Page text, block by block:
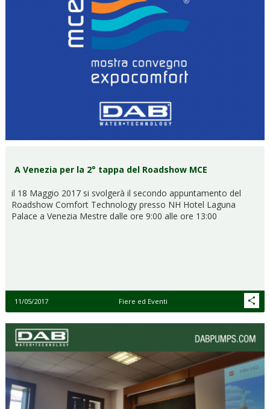
A Venezia per la 2° tappa del Roadshow MCE
il 18 Maggio 2017 si svolgerà il secondo appuntamento del
Roadshow Comfort Technology presso NH Hotel Laguna
Palace a Venezia Mestre dalle ore 9:00 alle ore 13:00
11/05/2017 Fiere ed Eventi